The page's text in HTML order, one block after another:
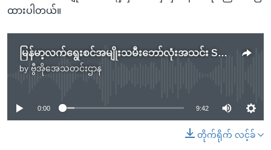
ထားပါတယ်။
မြန်မာ့လက်ရွေးစင်အမျိုးသမီးဘော်လုံးအသင်း SEA Games အားရဖွယ်ခြေစွမ်း
by ဗွီအိုအေသတင်းဌာန
No media source currently available
0:00 9:42
တိုက်ရိုက် လင့်ခ်